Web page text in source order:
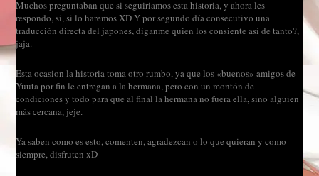
Muchos preguntaban que si seguiriamos esta historia, y ahora les
respondo, si, si lo haremos XD Y por segundo día consecutivo una
traducción directa del japones, diganme quien los consiente así de tanto?,
jaja.
Esta ocasion la historia toma otro rumbo, ya que los «buenos» amigos de
Yuuta por fin le entregan a la hermana, pero con un montón de
condiciones y todo para que al final la hermana no fuera ella, sino alguien
más cercana, jeje.
Ya saben como es esto, comenten, agradezcan o lo que quieran y como
siempre, disfruten xD